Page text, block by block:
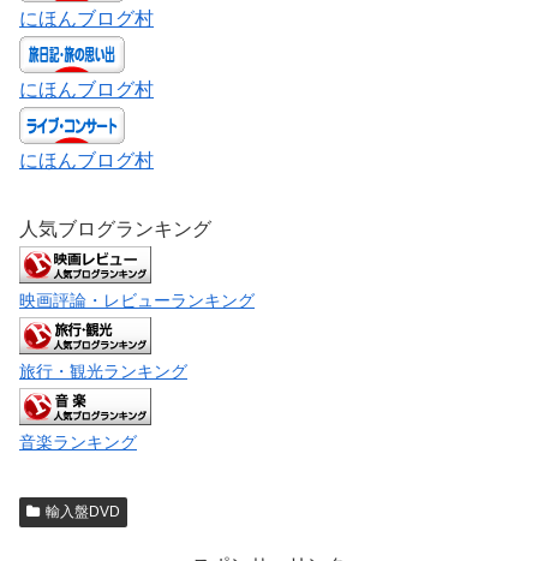
にほんブログ村
にほんブログ村
にほんブログ村
人気ブログランキング
映画評論・レビューランキング
旅行・観光ランキング
音楽ランキング
輸入盤DVD